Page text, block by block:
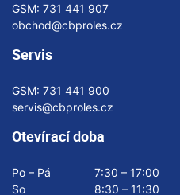
GSM: 731 441 907
obchod@cbproles.cz
Servis
GSM: 731 441 900
servis@cbproles.cz
Otevírací doba
Po – Pá
7:30 – 17:00
So
8:30 – 11:30